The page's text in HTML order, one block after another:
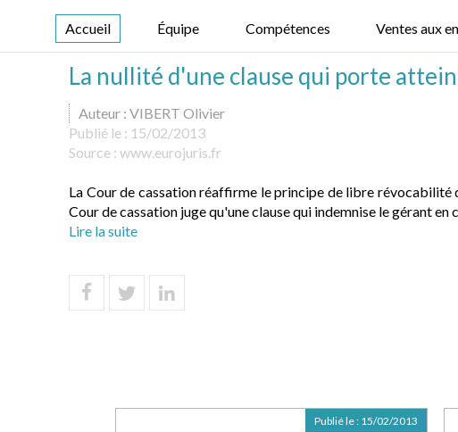
Accueil Équipe Compétences Ventes aux
La nullité d'une clause qui porte
Auteur : VIBERT Olivier
Publié le : 15/02/2013
Source : www.eurojuris.fr
La Cour de cassation réaffirme le principe de libre
Cour de cassation juge qu'une clause qui indemnise le gérant
Lire la suite
Publié le : 15/02/2013